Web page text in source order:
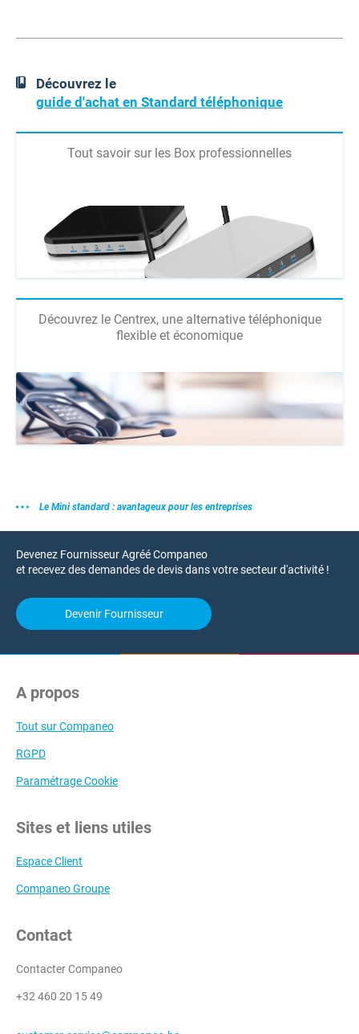
Découvrez le
guide d'achat en Standard téléphonique
Tout savoir sur les Box professionnelles
Découvrez le Centrex, une alternative téléphonique
flexible et économique
Le Mini standard : avantageux pour les entreprises
Devenez Fournisseur Agréé Companeo
et recevez des demandes de devis dans votre secteur d'activité !
Devenir Fournisseur
A propos
Tout sur Companeo
RGPD
Paramétrage Cookie
Sites et liens utiles
Espace Client
Companeo Groupe
Contact
Contacter Companeo
+32 460 20 15 49